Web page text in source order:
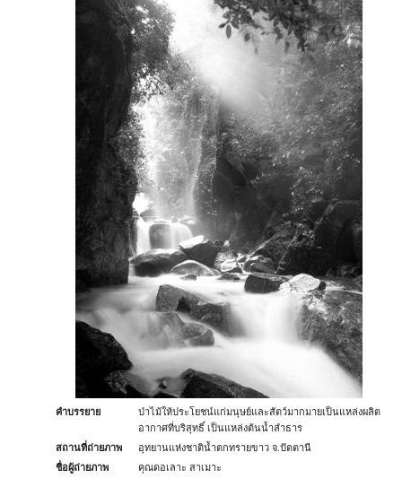
คำบรรยาย
ป่าไม้ให้ประโยชน์แก่มนุษย์และสัตว์มากมายเป็นแหล่งผลิต
อากาศที่บริสุทธิ์ เป็นแหล่งต้นน้ำลำธาร
สถานที่ถ่ายภาพ
อุทยานแห่งชาติน้ำตกทรายขาว จ.ปัตตานี
ชื่อผู้ถ่ายภาพ
คุณดอเลาะ สาเมาะ